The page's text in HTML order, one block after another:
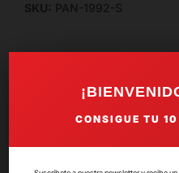
CONSIGUE TU
SKU: PAN-1992-S
Valoraciones del